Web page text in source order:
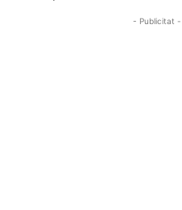
- Publicitat -